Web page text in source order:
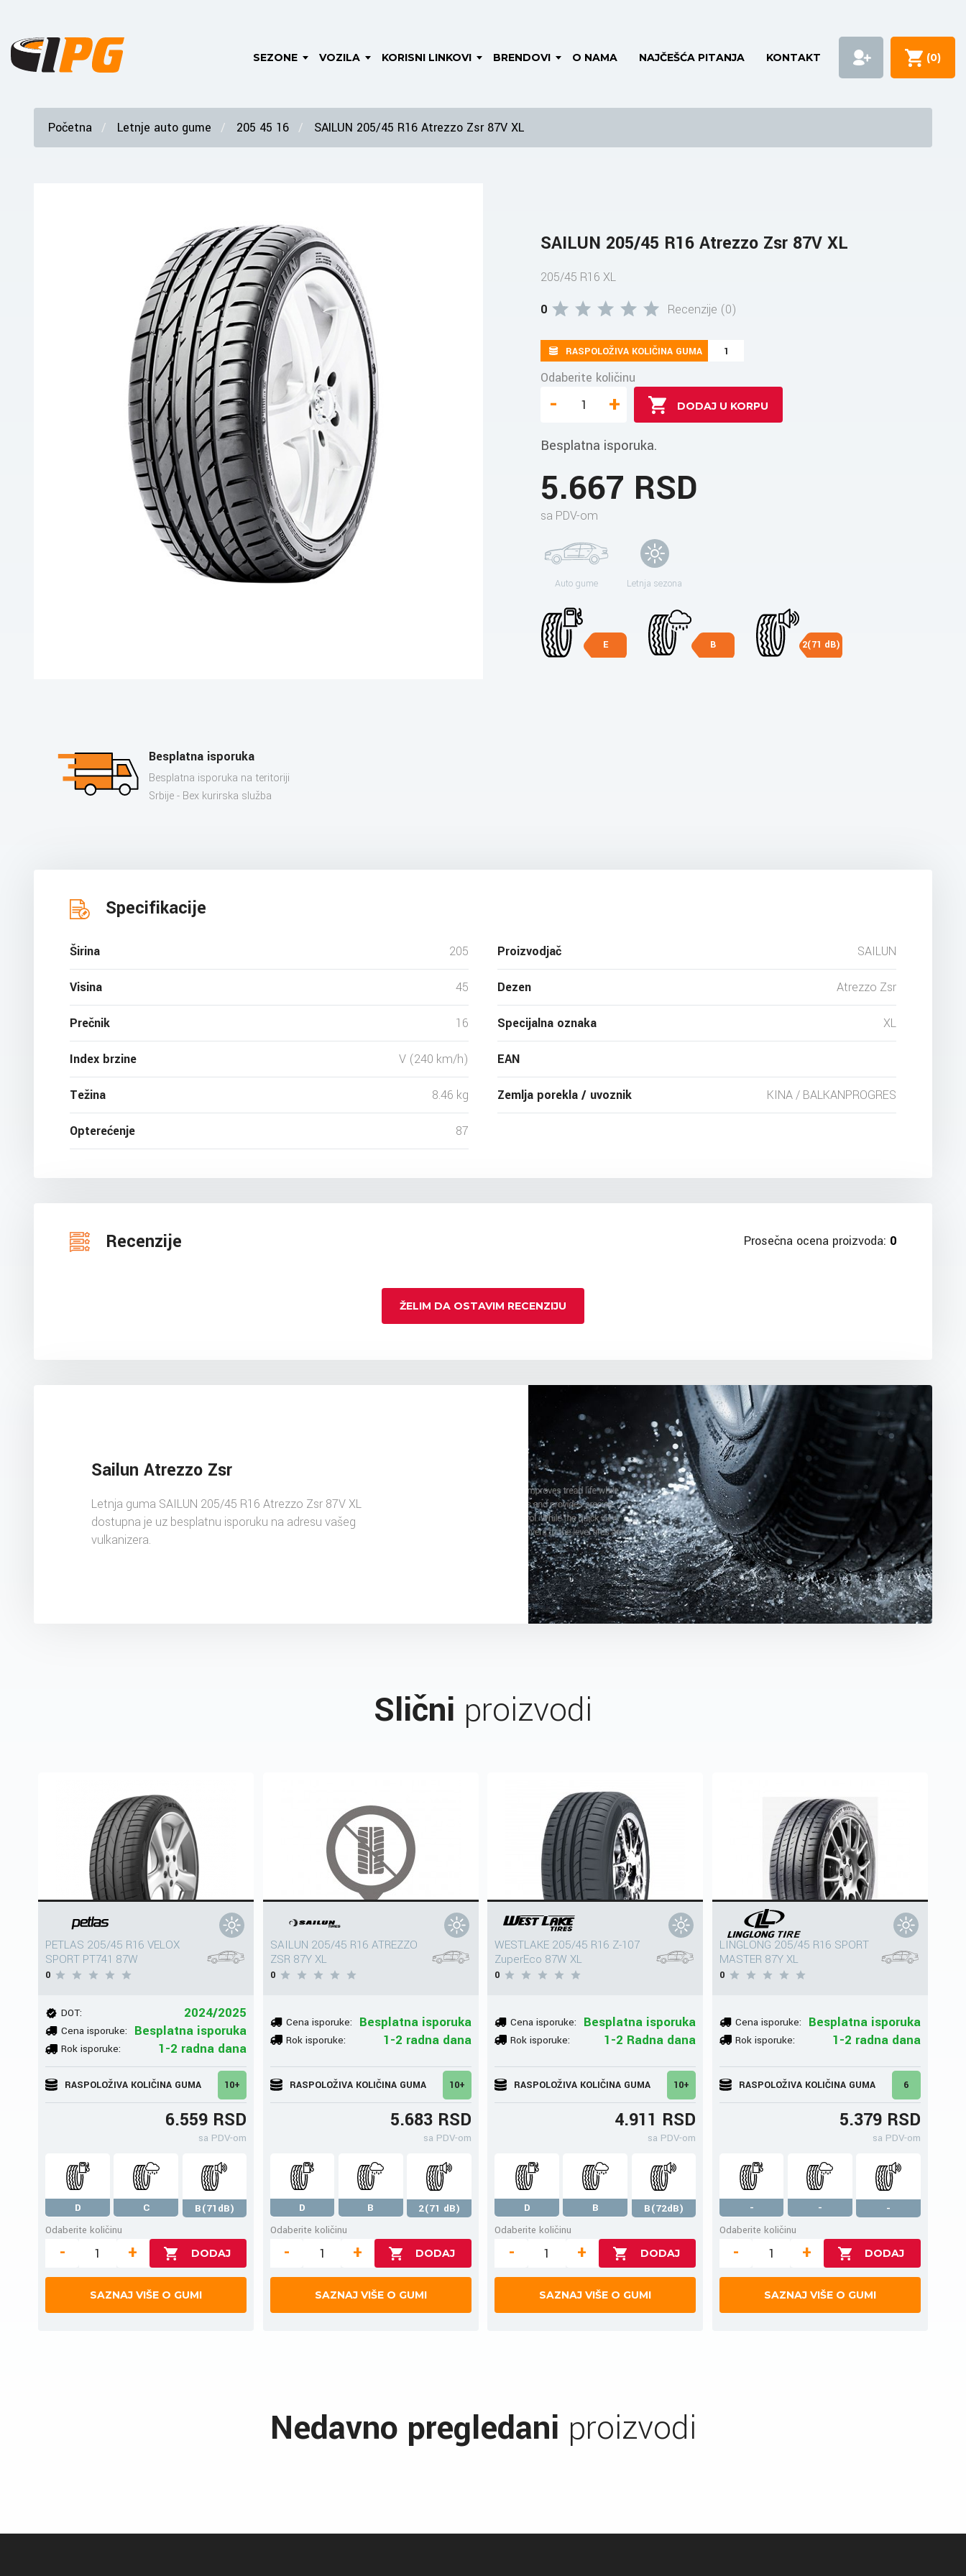
SEZONE VOZILA KORISNI LINKOVI BRENDOVI O NAMA NAJČEŠĆA PITANJA KONTAKT (0)
Početna Letnje auto gume 205 45 16 SAILUN 205/45 R16 Atrezzo Zsr 87V XL
SAILUN 205/45 R16 Atrezzo Zsr 87V XL
205/45 R16 XL
0
Recenzije (0)
RASPOLOŽIVA KOLIČINA GUMA 1
Odaberite količinu
- +
Besplatna isporuka.
5.667 RSD
sa PDV-om
Auto gume Letnja sezona
E B 2(71 dB)
Besplatna isporuka
Besplatna isporuka na teritoriji
Srbije - Bex kurirska služba
Specifikacije
Širina 205
Visina 45
Prečnik 16
Index brzine V (240 km/h)
Težina 8.46 kg
Opterećenje 87
Proizvodjač SAILUN
Dezen Atrezzo Zsr
Specijalna oznaka XL
EAN
Zemlja porekla / uvoznik KINA / BALKANPROGRES
Recenzije Prosečna ocena proizvoda: 0
ŽELIM DA OSTAVIM RECENZIJU
Sailun Atrezzo Zsr
Letnja guma SAILUN 205/45 R16 Atrezzo Zsr 87V XL
dostupna je uz besplatnu isporuku na adresu vašeg
vulkanizera.
Slični proizvodi
PETLAS 205/45 R16 VELOX
SPORT PT741 87W
0
DOT: 2024/2025
Cena isporuke: Besplatna isporuka
Rok isporuke: 1-2 radna dana
RASPOLOŽIVA KOLIČINA GUMA 10+
6.559 RSD
sa PDV-om
D C
B(71dB)
Odaberite količinu
- +
SAZNAJ VIŠE O GUMI
SAILUN 205/45 R16 ATREZZO
ZSR 87Y XL
0
Cena isporuke: Besplatna isporuka
Rok isporuke: 1-2 radna dana
RASPOLOŽIVA KOLIČINA GUMA 10+
5.683 RSD
sa PDV-om
D B
2(71 dB)
Odaberite količinu
- +
SAZNAJ VIŠE O GUMI
WESTLAKE 205/45 R16 Z-107
ZuperEco 87W XL
0
Cena isporuke: Besplatna isporuka
Rok isporuke: 1-2 Radna dana
RASPOLOŽIVA KOLIČINA GUMA 10+
4.911 RSD
sa PDV-om
D B
B(72dB)
Odaberite količinu
- +
SAZNAJ VIŠE O GUMI
LINGLONG 205/45 R16 SPORT
MASTER 87Y XL
0
Cena isporuke: Besplatna isporuka
Rok isporuke: 1-2 radna dana
RASPOLOŽIVA KOLIČINA GUMA 6
5.379 RSD
sa PDV-om
- -
-
Odaberite količinu
- +
SAZNAJ VIŠE O GUMI
Nedavno pregledani proizvodi